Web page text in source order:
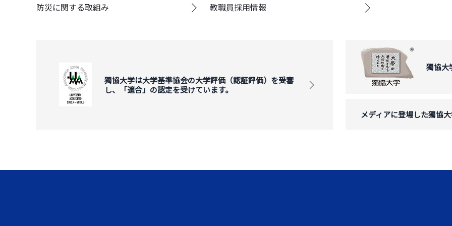
防災に関する取組み
教職員採用情報
獨協大学は大学基準協会の大学評価（認証評価）を受審
し、「適合」の認定を受けています。
獨協大
メディアに登場した獨協